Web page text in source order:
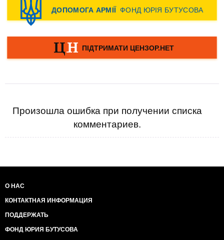
Произошла ошибка при получении списка
комментариев.
О НАС
КОНТАКТНАЯ ИНФОРМАЦИЯ
ПОДДЕРЖАТЬ
ФОНД ЮРИЯ БУТУСОВА